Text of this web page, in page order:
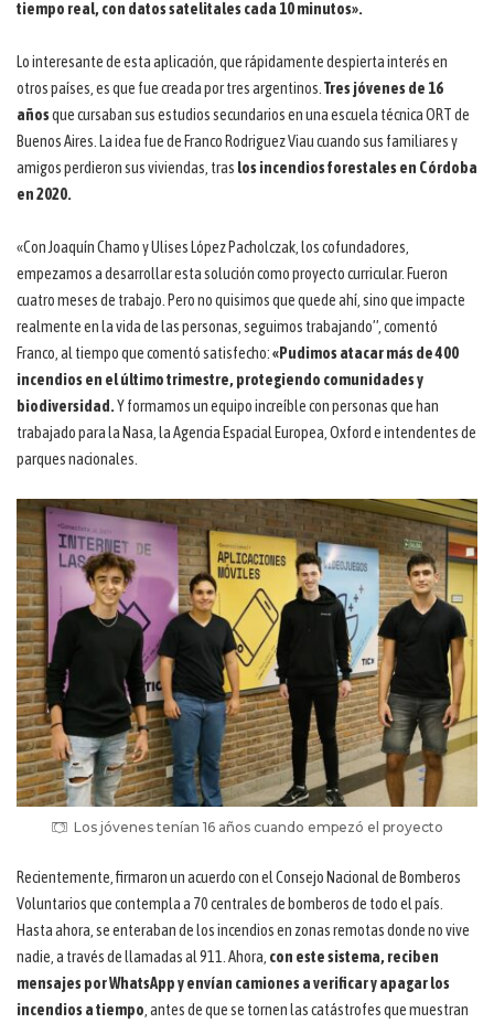
tiempo real, con datos satelitales cada 10 minutos».
Lo interesante de esta aplicación, que rápidamente despierta interés en
otros países, es que fue creada por tres argentinos. Tres jóvenes de 16
añosque cursaban sus estudios secundarios en una escuela técnica ORT de
Buenos Aires. La idea fue de Franco Rodriguez Viau cuando sus familiares y
amigos perdieron sus viviendas, tras los incendios forestales en Córdoba
en 2020.
«Con Joaquín Chamo y Ulises López Pacholczak, los cofundadores,
empezamos a desarrollar esta solución como proyecto curricular. Fueron
cuatro meses de trabajo. Pero no quisimos que quede ahí, sino que impacte
realmente en la vida de las personas, seguimos trabajando”, comentó
Franco, al tiempo que comentó satisfecho:«Pudimos atacar más de 400
incendios en el último trimestre, protegiendo comunidades y
biodiversidad.Y formamos un equipo increíble con personas que han
trabajado para la Nasa, la Agencia Espacial Europea, Oxford e intendentes de
parques nacionales.
Los jóvenes tenían 16 años cuando empezó el proyecto
Recientemente, firmaron un acuerdo con el Consejo Nacional de Bomberos
Voluntarios que contempla a 70 centrales de bomberos de todo el país.
Hasta ahora, se enteraban de los incendios en zonas remotas donde no vive
nadie, a través de llamadas al 911. Ahora, con este sistema, reciben
mensajes por WhatsApp y envían camiones a verificar y apagar los
incendios a tiempo , antes de que se tornen las catástrofes que muestran